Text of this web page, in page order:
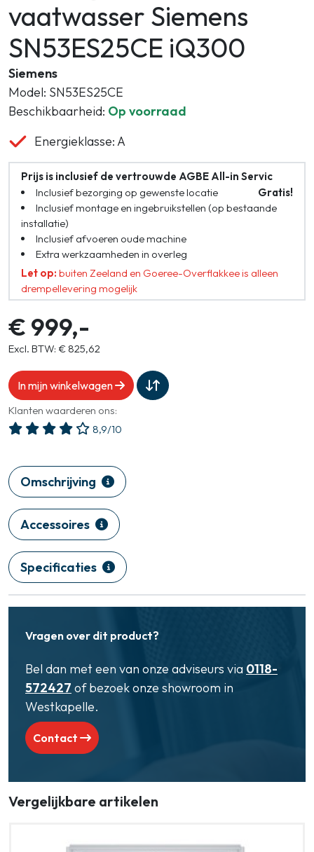
vaatwasser Siemens
SN53ES25CE iQ300
Siemens
Model: SN53ES25CE
Beschikbaarheid: Op voorraad
Energieklasse: A
Prijs is inclusief de vertrouwde AGBE All-in Servic
Gratis!
Inclusief bezorging op gewenste locatie
Inclusief montage en ingebruikstellen (op bestaande
installatie)
Inclusief afvoeren oude machine
Extra werkzaamheden in overleg
Let op: buiten Zeeland en Goeree-Overflakkee is alleen
drempellevering mogelijk
€ 999,-
Excl. BTW: € 825,62
In mijn winkelwagen
Klanten waarderen ons:
8,9/10
Omschrijving
Accessoires
Specificaties
Vragen over dit product?
Bel dan met een van onze adviseurs via 0118-
572427 of bezoek onze showroom in
Westkapelle.
Contact
Vergelijkbare artikelen